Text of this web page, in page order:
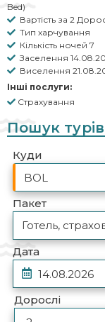
Bed)
Вартість за 2
Тип харчування
Кількість ночей 7
Заселення
Виселення
Інші послуги:
Страхування
Пошук турів
Куди
Пакет
Готель,
Дата
Дорослі